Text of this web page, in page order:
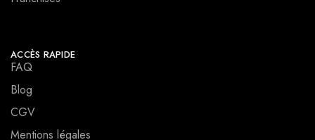
ACCÈS RAPIDE
FAQ
Blog
CGV
Mentions légales